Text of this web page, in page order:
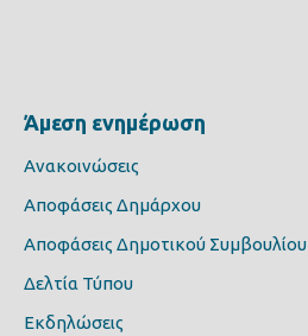
Άμεση ενημέρωση
Ανακοινώσεις
Αποφάσεις Δημάρχου
Αποφάσεις Δημοτικού Συμβουλίου
Δελτία Τύπου
Εκδηλώσεις